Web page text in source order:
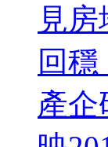
見
回
產